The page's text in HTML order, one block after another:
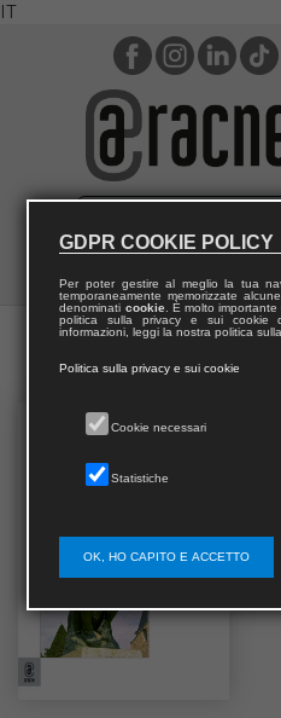
IT
GDPR COOKIE POLICY
Per poter gestire al meglio la tua
temporaneamente memorizzate
denominati cookie. È molto
politica sulla privacy e sui cookie
informazioni, leggi la nostra politica
Politica sulla privacy e sui cookie
Cookie necessari
Statistiche
OK, HO CAPITO E ACCETTO